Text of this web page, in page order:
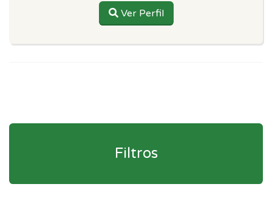
Ver Perfil
Filtros